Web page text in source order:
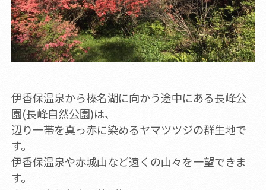
伊香保温泉から榛名湖に向かう途中にある長峰公
園(長峰自然公園)は、
辺り一帯を真っ赤に染めるヤマツツジの群生地で
す。
伊香保温泉や赤城山など遠くの山々を一望できま
す。